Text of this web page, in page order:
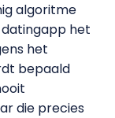
algoritme
datingapp het
het
bepaald
die precies